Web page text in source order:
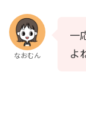
なおむん
一
よ